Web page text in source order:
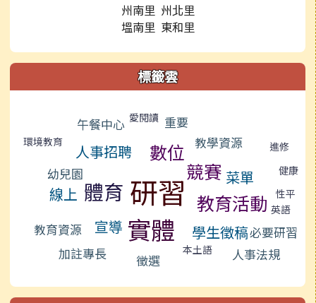
州南里 州北里
塭南里 東和里
標籤雲
午餐中心 愛閱讀 重要
環境教育 人事招聘 數位 教學資源 進修
幼兒園
體育 研習競賽 菜單 健康
線上 教育活動 性平
教育資源 宣導 實體
英語
學生徵稿必要研習
加註專長
徵選
本土語 人事法規